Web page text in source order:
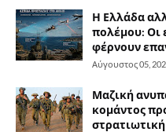
Η Ελλάδα
πολέμου: Οι
φέρνουν
Αύγουστος 05,
Μαζική
κομάντος